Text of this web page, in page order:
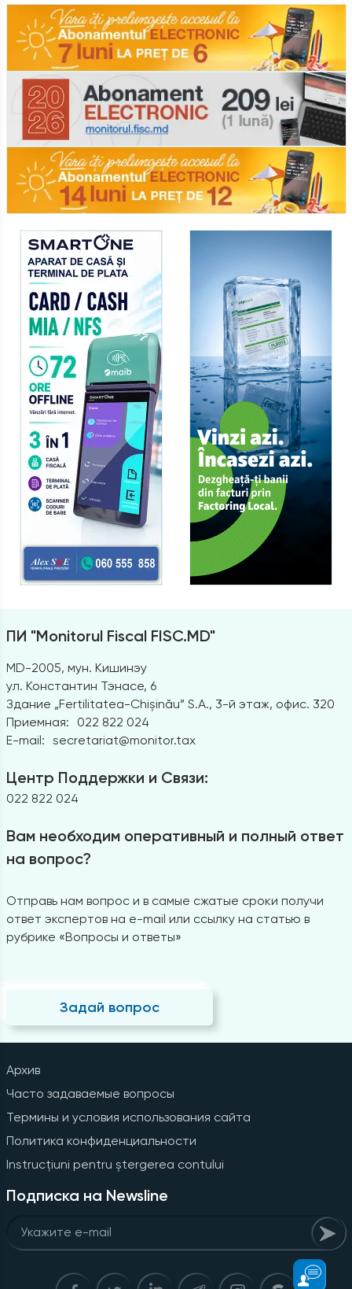
ПИ "Monitorul Fiscal FISC.MD"
MD-2005, мун. Кишинэу
ул. Константин Тэнасе, 6
Здание „Fertilitatea-Chișinău” S.A., 3-й этаж, офис. 320
Приемная:
022 822 024
E-mail: secretariat@monitor.tax
Центр Поддержки и Связи:
022 822 024
Вам необходим оперативный и полный ответ
на вопрос?
Отправь нам вопрос и в самые сжатые сроки получи
ответ экспертов на e-mail или ссылку на статью в
рубрике «Вопросы и ответы»
Задай вопрос
Архив
Часто задаваемые вопросы
Термины и условия использования сайта
Политика конфиденциальности
Instrucțiuni pentru ștergerea contului
Подписка на Newsline